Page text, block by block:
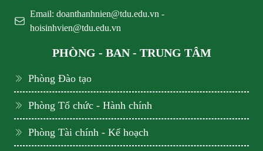
Email: doanthanhnien@tdu.edu.vn -
hoisinhvien@tdu.edu.vn
PHÒNG - BAN - TRUNG TÂM
Phòng Đào tạo
Phòng Tổ chức - Hành chính
Phòng Tài chính - Kế hoạch